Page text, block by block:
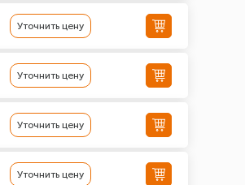
Уточнить цену
Уточнить цену
Уточнить цену
Уточнить цену